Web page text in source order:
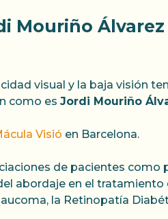
Mouriño Álvarez
visual y la baja visión
como es Jordi Mouriño
Visió en Barcelona.
de pacientes como
abordaje en el
la Retinopatía